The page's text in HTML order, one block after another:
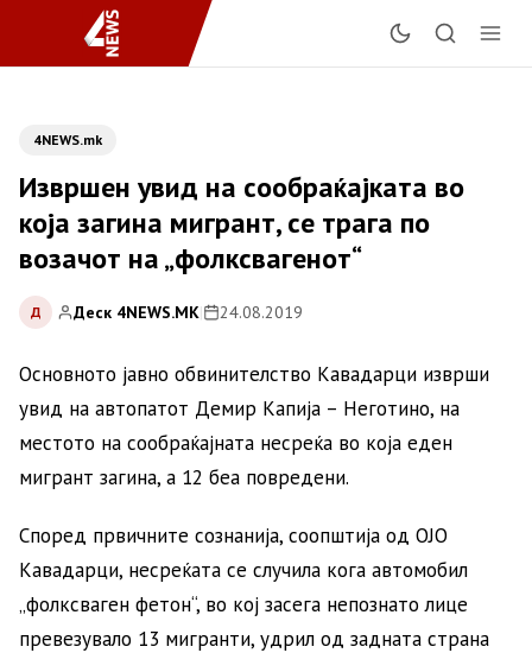
4NEWS.mk
Извршен увид на сообраќајката во
која загина мигрант, се трага по
возачот на „фолксвагенот“
Д Деск 4NEWS.MK| 24.08.2019
Основното јавно обвинителство Кавадарци изврши
увид на автопатот Демир Капија – Неготино, на
местото на сообраќајната несреќа во која еден
мигрант загина, а 12 беа повредени.
Според првичните сознанија, соопштија од ОЈО
Кавадарци, несреќата се случила кога автомобил
„фолксваген фетон“, во кој засега непознато лице
превезувало 13 мигранти, удрил од задната страна